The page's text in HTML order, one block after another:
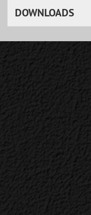
DOWNLOADS